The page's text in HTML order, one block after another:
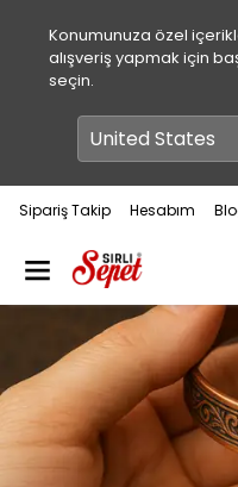
Konumunuza özel
alışveriş yapmak için
seçin.
Sipariş Takip Hesabım